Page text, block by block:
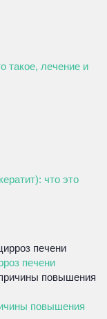
такое, лечение и
что это
печени
повышения